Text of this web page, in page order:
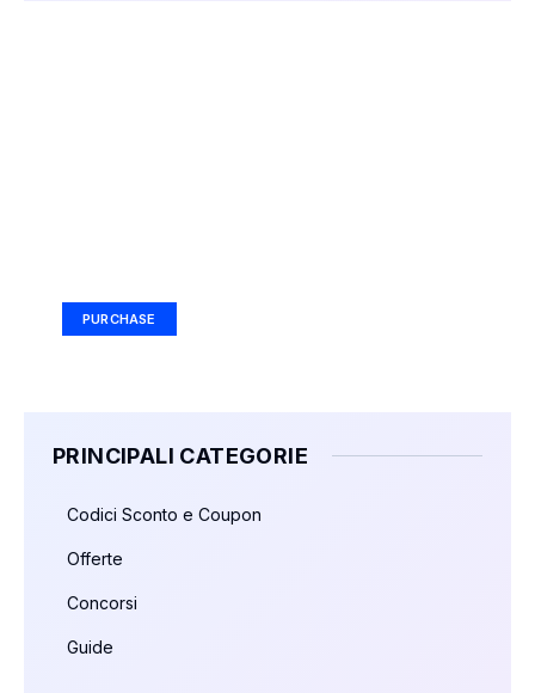
PURCHASE
PRINCIPALI CATEGORIE
Codici Sconto e Coupon
Offerte
Concorsi
Guide